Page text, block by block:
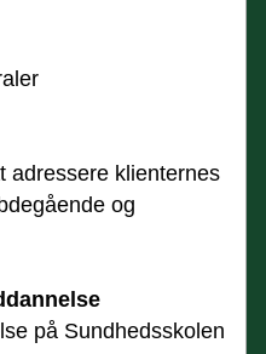
adressere klienternes
og
på Sundhedsskolen